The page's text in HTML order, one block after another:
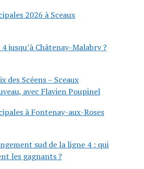
2026 à Sceaux
jusqu’à Châtenay-Malabry ?
des Scéens – Sceaux
avec Flavien Poupinel
à Fontenay-aux-Roses
sud de la ligne 4 : qui
les gagnants ?